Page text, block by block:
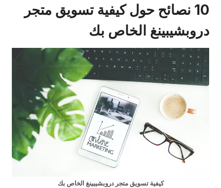
10 نصائح حول كيفية تسويق متجر
دروبشيبينغ الخاص بك
كيفية تسويق متجر دروبشيبينغ الخاص بك